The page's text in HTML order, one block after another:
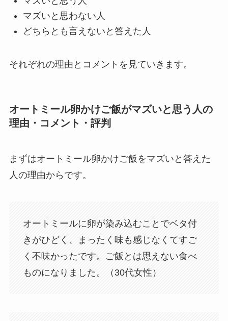
マズいと思わない人
どちらとも言えないと答えた人
それぞれの理由とコメントを見ていきます。
オートミール卵かけご飯がマズいと思う人の
理由・コメント・評判
まずはオートミール卵かけご飯をマズいと答えた
人の理由からです。
オートミールに卵が染み込むことでベタ付
きがひどく、まったく味も感じなくてすご
く不味かったです。ご飯とは思えない食べ
ものになりました。（30代女性）